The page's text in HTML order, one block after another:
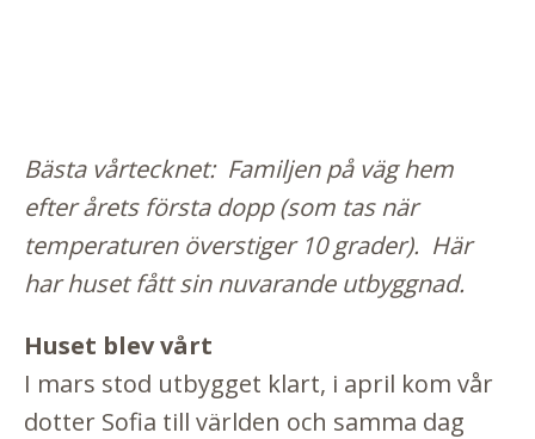
Bästa vårtecknet: Familjen på väg hem
efter årets första dopp (som tas när
temperaturen överstiger 10 grader). Här
har huset fått sin nuvarande utbyggnad.
Huset blev vårt
I mars stod utbygget klart, i april kom vår
dotter Sofia till världen och samma dag